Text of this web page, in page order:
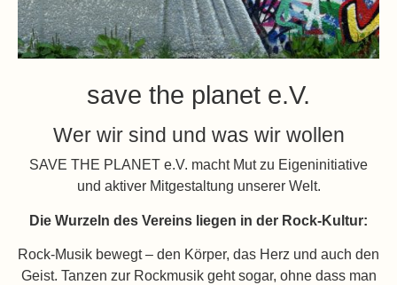
save the planet e.V.
Wer wir sind und was wir wollen
SAVE THE PLANET e.V. macht Mut zu Eigeninitiative
und aktiver Mitgestaltung unserer Welt.
Die Wurzeln des Vereins liegen in der Rock-Kultur:
Rock-Musik bewegt – den Körper, das Herz und auch den
Geist. Tanzen zur Rockmusik geht sogar, ohne dass man